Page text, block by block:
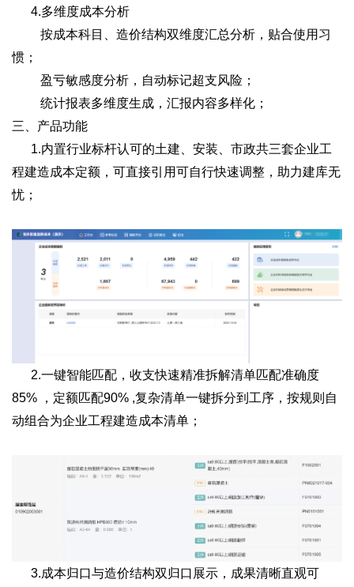
4.多维度成本分析
按成本科目、造价结构双维度汇总分析，贴合使用习
惯；
盈亏敏感度分析，自动标记超支风险；
统计报表多维度生成，汇报内容多样化；
三、产品功能
1.内置行业标杆认可的土建、安装、市政共三套企业工
程建造成本定额，可直接引用可自行快速调整，助力建库无
忧；
2.一键智能匹配，收支快速精准拆解清单匹配准确度
85% ，定额匹配90% ,复杂清单一键拆分到工序，按规则自
动组合为企业工程建造成本清单；
3.成本归口与造价结构双归口展示，成果清晰直观可